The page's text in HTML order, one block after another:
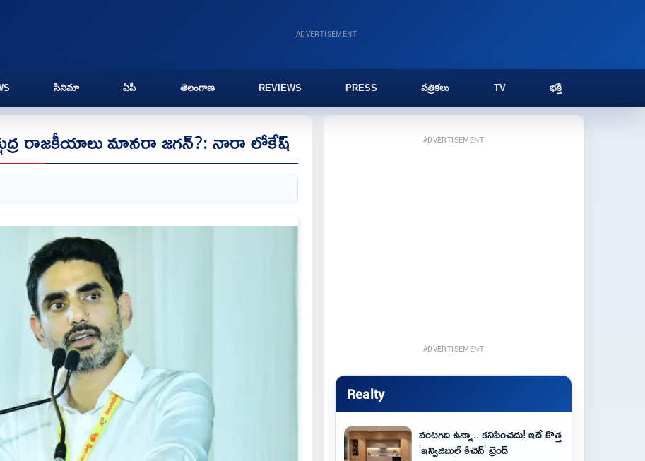
ADVERTISEMENT
సినిమా ఏపీ తెలంగాణ REVIEWS PRESS పత్రికలు TV భక్తి
రాజకీయాలు మానరా జగన్?: నారా లోకేష్ ADVERTISEMENT
ADVERTISEMENT
Realty
వంటగది ఉన్నా.. కనిపించదు! ఇదే కొత్త
'ఇన్విజిబుల్ కిచెన్' ట్రెండ్